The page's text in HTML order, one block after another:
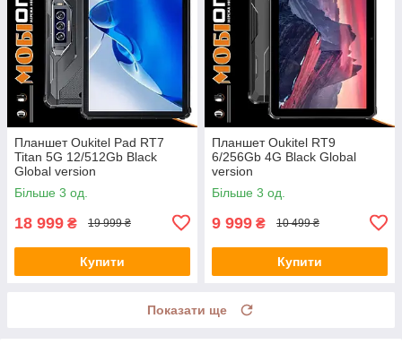
Планшет Oukitel Pad RT7
Titan 5G 12/512Gb Black
Global version
Більше 3 од.
18 999 ₴ 19 999 ₴
Купити
Планшет Oukitel RT9
6/256Gb 4G Black Global
version
Більше 3 од.
9 999 ₴ 10 499 ₴
Купити
Показати ще